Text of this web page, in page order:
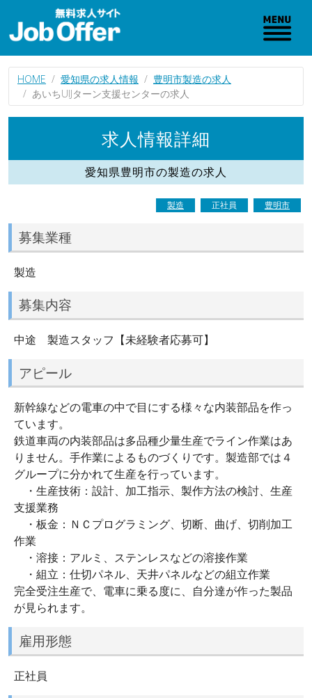
HOME 愛知県の求人情報
豊明市製造の求人
あいちUIJターン支援センターの求人
求人情報詳細
愛知県豊明市の製造の求人
製造 正社員 豊明市
募集業種
製造
募集内容
中途 製造スタッフ【未経験者応募可】
アピール
新幹線などの電車の中で目にする様々な内装部品を作っ
ています。
鉄道車両の内装部品は多品種少量生産でライン作業はあ
りません。手作業によるものづくりです。製造部では４
グループに分かれて生産を行っています。
・生産技術：設計、加工指示、製作方法の検討、生産
支援業務
・板金：ＮＣプログラミング、切断、曲げ、切削加工
作業
・溶接：アルミ、ステンレスなどの溶接作業
・組立：仕切パネル、天井パネルなどの組立作業
完全受注生産で、電車に乗る度に、自分達が作った製品
が見られます。
雇用形態
正社員